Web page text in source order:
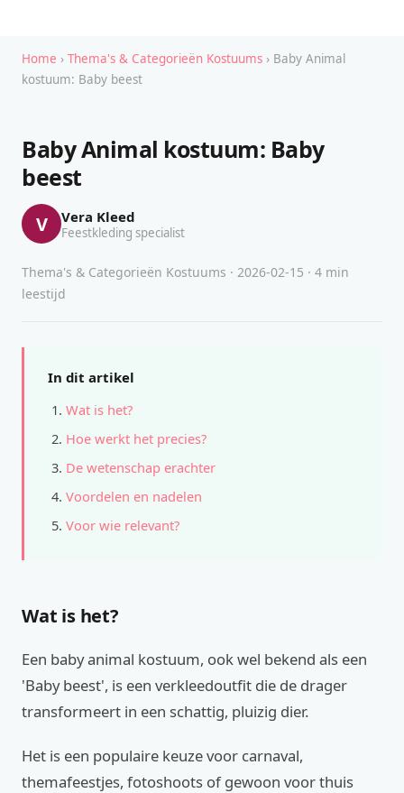
Home › Thema's & Categorieën Kostuums › Baby Animal
kostuum: Baby beest
Baby Animal kostuum: Baby
beest
V Vera Kleed
Feestkleding specialist
Thema's & Categorieën Kostuums · 2026-02-15 · 4 min
leestijd
In dit artikel
Wat is het?
Hoe werkt het precies?
De wetenschap erachter
Voordelen en nadelen
Voor wie relevant?
Wat is het?
Een baby animal kostuum, ook wel bekend als een
'Baby beest', is een verkleedoutfit die de drager
transformeert in een schattig, pluizig dier.
Het is een populaire keuze voor carnaval,
themafeestjes, fotoshoots of gewoon voor thuis